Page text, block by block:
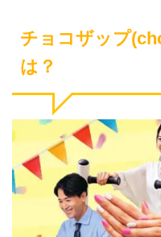
チョコザップ
は？